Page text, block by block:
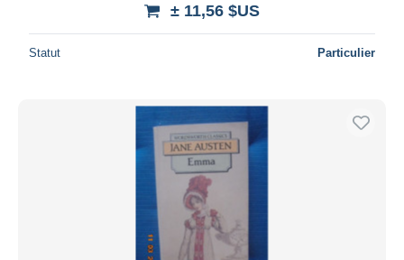
± 11,56 $US
Statut Particulier